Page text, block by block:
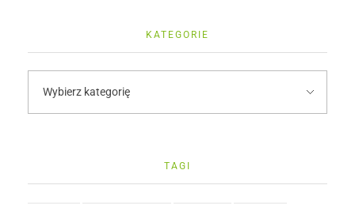
KATEGORIE
TAGI